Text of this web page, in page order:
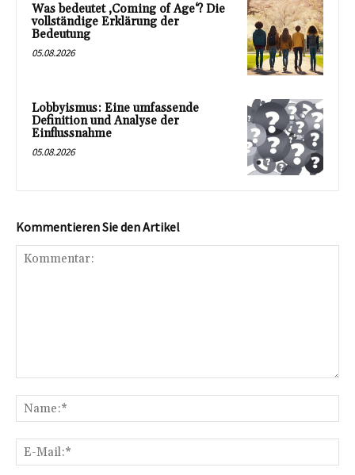
Was bedeutet ‚Coming of Age‘? Die
vollständige Erklärung der
Bedeutung
05.08.2026
Lobbyismus: Eine umfassende
Definition und Analyse der
Einflussnahme
05.08.2026
Kommentieren Sie den Artikel